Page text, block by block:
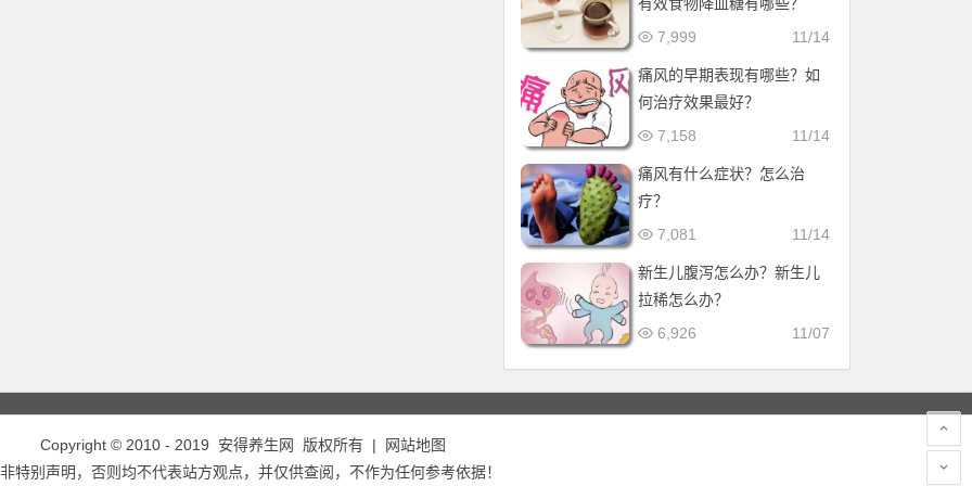
11/14
7,999
痛风的早期表现有哪些？如
何治疗效果最好？
11/14
7,158
痛风有什么症状？怎么治
疗？
11/14
7,081
新生儿腹泻怎么办？新生儿
拉稀怎么办？
11/07
6,926
Copyright © 2010 - 2019 安得养生网 版权所有 |
网站地图
特别声明，否则均不代表站方观点，并仅供查阅，不作为任何参考依据！